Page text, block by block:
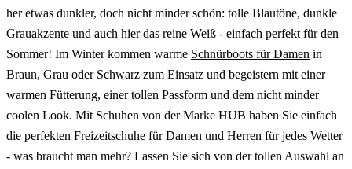
her etwas dunkler, doch nicht minder schön: tolle Blautöne, dunkle
Grauakzente und auch hier das reine Weiß - einfach perfekt für den
Sommer! Im Winter kommen warme Schnürboots für Damen in
Braun, Grau oder Schwarz zum Einsatz und begeistern mit einer
warmen Fütterung, einer tollen Passform und dem nicht minder
coolen Look. Mit Schuhen von der Marke HUB haben Sie einfach
die perfekten Freizeitschuhe für Damen und Herren für jedes Wetter
- was braucht man mehr? Lassen Sie sich von der tollen Auswahl an